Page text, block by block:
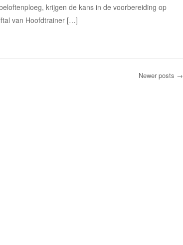
krijgen de kans in de voorbereiding op
van Hoofdtrainer […]
Newer posts →